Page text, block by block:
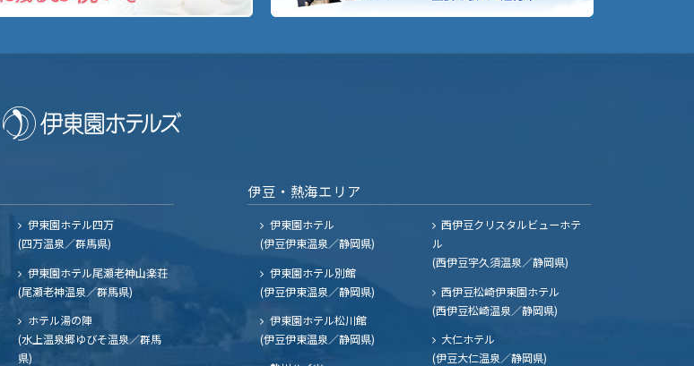
伊東園ホテル四万
(四万温泉／群馬県)
伊東園ホテル尾瀬老神山楽荘
(尾瀬老神温泉／群馬県)
ホテル湯の陣
(水上温泉郷ゆびそ温泉／群馬
県)
伊豆・熱海エリア
伊東園ホテル
(伊豆伊東温泉／静岡県)
伊東園ホテル別館
(伊豆伊東温泉／静岡県)
伊東園ホテル松川館
(伊豆伊東温泉／静岡県)
西伊豆クリスタルビューホテ
ル
(西伊豆宇久須温泉／静岡県)
西伊豆松崎伊東園ホテル
(西伊豆松崎温泉／静岡県)
大仁ホテル
(伊豆大仁温泉／静岡県)